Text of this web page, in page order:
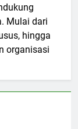
Mulai dari
hingga
organisasi